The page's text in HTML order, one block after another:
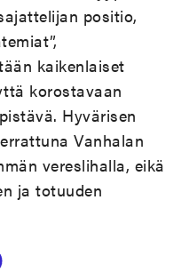
positio,
kaikenlaiset
korostavaan
Hyvärisen
Vanhalan
vereslihalla, eikä
ja totuuden